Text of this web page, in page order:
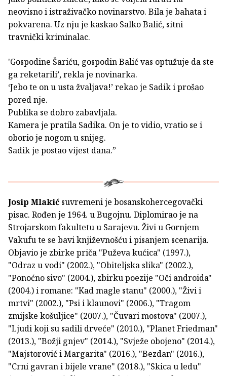
neovisno i istraživačko novinarstvo. Bila je bahata i
pokvarena. Uz nju je kaskao Salko Balić, sitni
travnički kriminalac.
'Gospodine Šariću, gospodin Balić vas optužuje da ste
ga reketarili’, rekla je novinarka.
‘Jebo te on u usta žvaljava!’ rekao je Sadik i prošao
pored nje.
Publika se dobro zabavljala.
Kamera je pratila Sadika. On je to vidio, vratio se i
oborio je nogom u snijeg.
Sadik je postao vijest dana.”
Josip Mlakić suvremeni je bosanskohercegovački
pisac. Rođen je 1964. u Bugojnu. Diplomirao je na
Strojarskom fakultetu u Sarajevu. Živi u Gornjem
Vakufu te se bavi književnošću i pisanjem scenarija.
Objavio je zbirke priča "Puževa kućica" (1997.),
"Odraz u vodi" (2002.), "Obiteljska slika" (2002.),
"Ponoćno sivo" (2004.), zbirku poezije "Oči androida"
(2004.) i romane: "Kad magle stanu" (2000.), "Živi i
mrtvi" (2002.), "Psi i klaunovi" (2006.), "Tragom
zmijske košuljice" (2007.), "Čuvari mostova" (2007.),
"Ljudi koji su sadili drveće" (2010.), "Planet Friedman"
(2013.), "Božji gnjev" (2014.), "Svježe obojeno" (2014.),
"Majstorović i Margarita" (2016.), "Bezdan" (2016.),
"Crni gavran i bijele vrane" (2018.), "Skica u ledu"